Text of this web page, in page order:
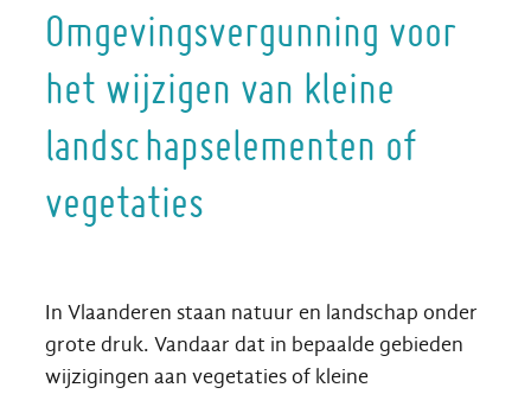
Omgevingsvergunning voor
het wijzigen van kleine
landschapselementen of
vegetaties
Inhoud
In Vlaanderen staan natuur en landschap onder
grote druk. Vandaar dat in bepaalde gebieden
wijzigingen aan vegetaties of kleine